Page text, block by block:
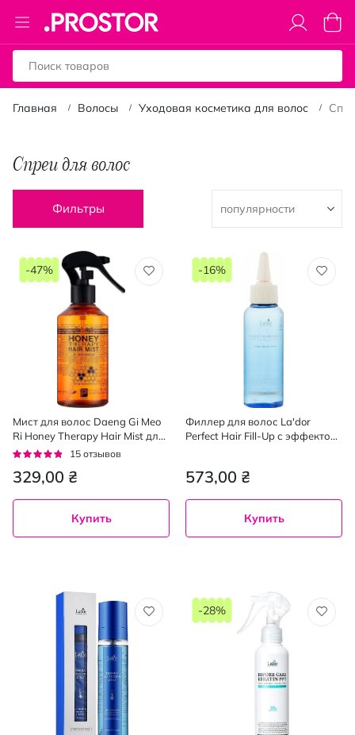
Toggle
Nav
Моя
Главная Волосы Уходовая косметика для волос
Спреи для волос
Фильтры
Мист для волос Daeng Gi Meo
Ri Honey Therapy Hair Mist для
увлажнения волос 250 мл
Рейтинг:
15 отзывов
329,00 ₴
-47%
Купить
Филлер для волос La'dor
Perfect Hair Fill-Up с эффектом
573,00 ₴
-16%
Купить
-28%